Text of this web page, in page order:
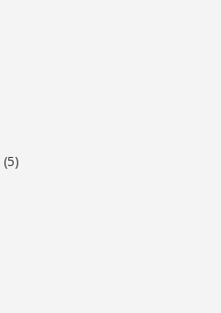
(5)